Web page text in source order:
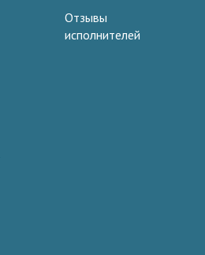
Отзывы
исполнителей